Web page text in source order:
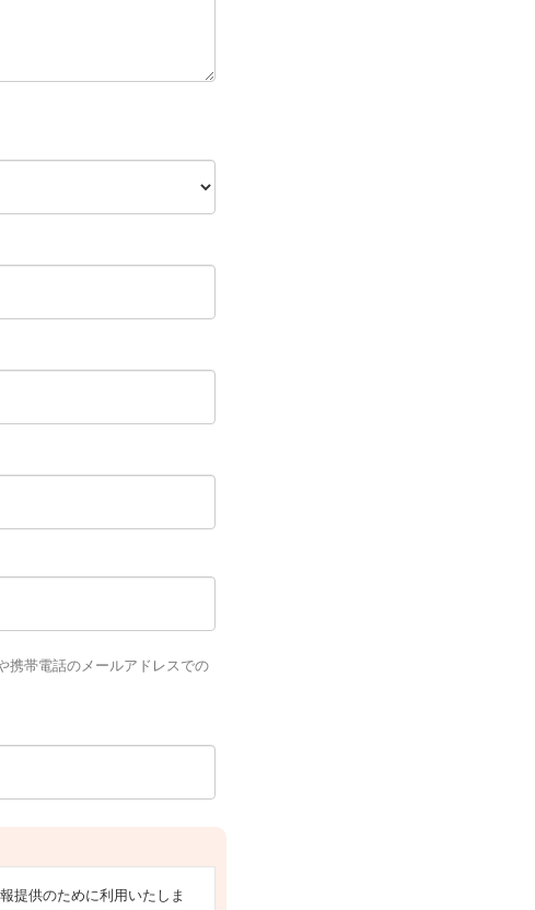
携帯電話のメールアドレスでの